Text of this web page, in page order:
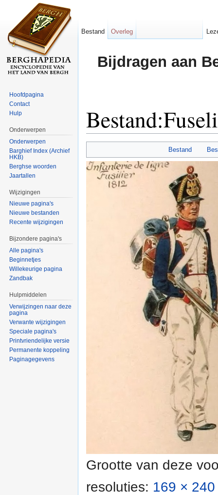
Bijdragen aan
Bestand
Grootte van deze
resoluties: 169 ×
Bestand Overleg
Hoofdpagina
Contact
Hulp
Onderwerpen
Onderwerpen
Barghief Index (Archief
HKB)
Berghse woorden
Jaartallen
Wijzigingen
Nieuwe pagina's
Nieuwe bestanden
Recente wijzigingen
Bijzondere pagina's
Alle pagina's
Beginnetjes
Willekeurige pagina
Zandbak
Hulpmiddelen
Verwijzingen naar deze
pagina
Verwante wijzigingen
Speciale pagina's
Printvriendelijke versie
Permanente koppeling
Paginagegevens